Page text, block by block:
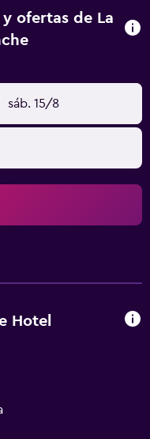
ofertas de La
sáb. 15/8
Hotel